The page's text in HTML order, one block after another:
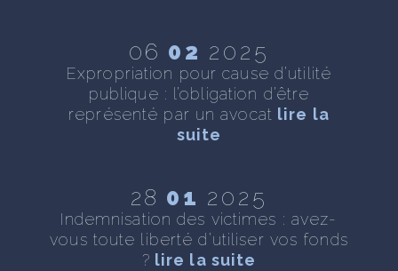
06 02 2025
Expropriation pour cause d’utilité
publique : l’obligation d’être
représenté par un avocat lire la
suite
28 01 2025
Indemnisation des victimes : avez-
vous toute liberté d’utiliser vos fonds
? lire la suite